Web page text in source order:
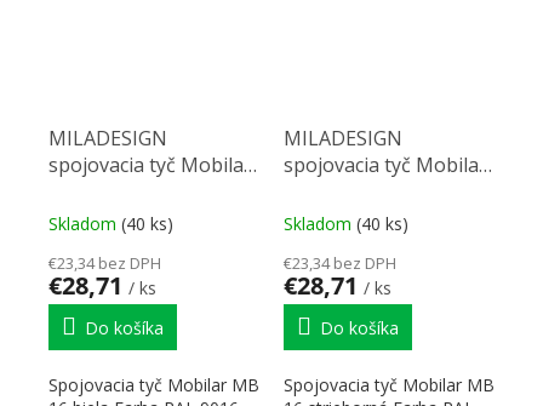
MILADESIGN
spojovacia tyč Mobilar
Skladom (40 ks)
€23,34 bez DPH
€28,71 / ks
Do košíka
Spojovacia tyč Mobilar MB
MILADESIGN
spojovacia tyč Mobilar
Skladom (40 ks)
€23,34 bez DPH
€28,71 / ks
Do košíka
Spojovacia tyč Mobilar MB